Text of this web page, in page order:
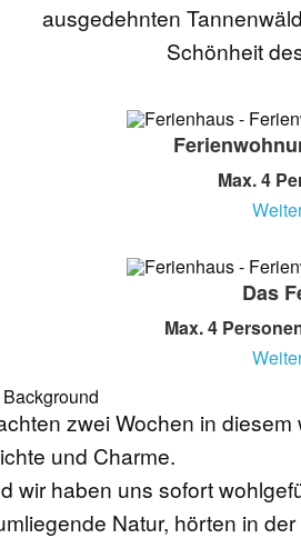
ausgedehnten
Schönheit
Max. 4
Das
Max. 4
zwei Wochen in
und Charme.
wir haben uns sofort
Natur, hörten in